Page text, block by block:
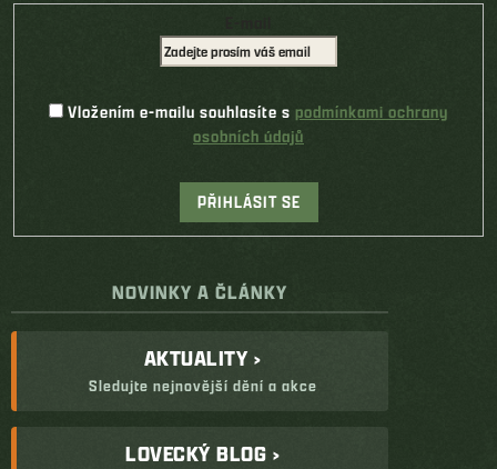
Vložením e-mailu souhlasíte s podmínkami ochrany
osobních údajů
PŘIHLÁSIT SE
NOVINKY A ČLÁNKY
AKTUALITY ›
Sledujte nejnovější dění a akce
LOVECKÝ BLOG ›